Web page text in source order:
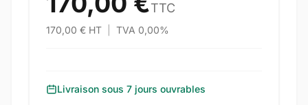
TTC
170,00 € HT TVA 0,00%
Livraison sous 7 jours ouvrables